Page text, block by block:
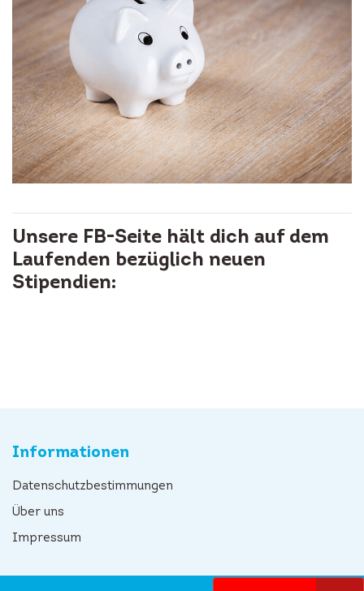
Unsere FB-Seite hält dich auf dem
Laufenden bezüglich neuen
Stipendien:
Informationen
Datenschutzbestimmungen
Über uns
Impressum